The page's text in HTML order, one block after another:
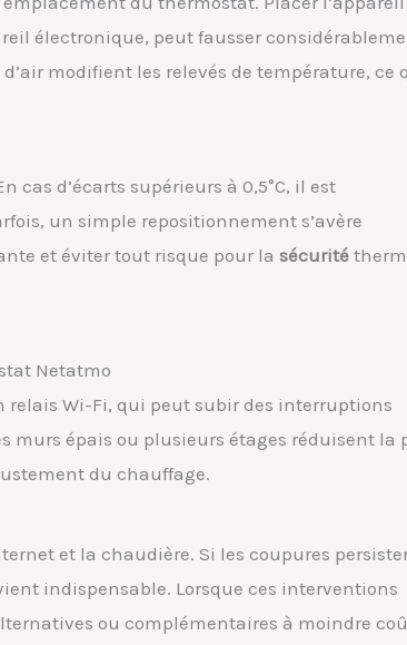
électronique, peut fausser
modifient les relevés de température, ce
d’écarts supérieurs à 0,5°C, il est
un simple repositionnement s’avère
et éviter tout risque pour la sécurité
Netatmo
Wi-Fi, qui peut subir des interruptions
murs épais ou plusieurs étages réduisent la
du chauffage.
et la chaudière. Si les coupures
indispensable. Lorsque ces interventions
ou complémentaires à moindre